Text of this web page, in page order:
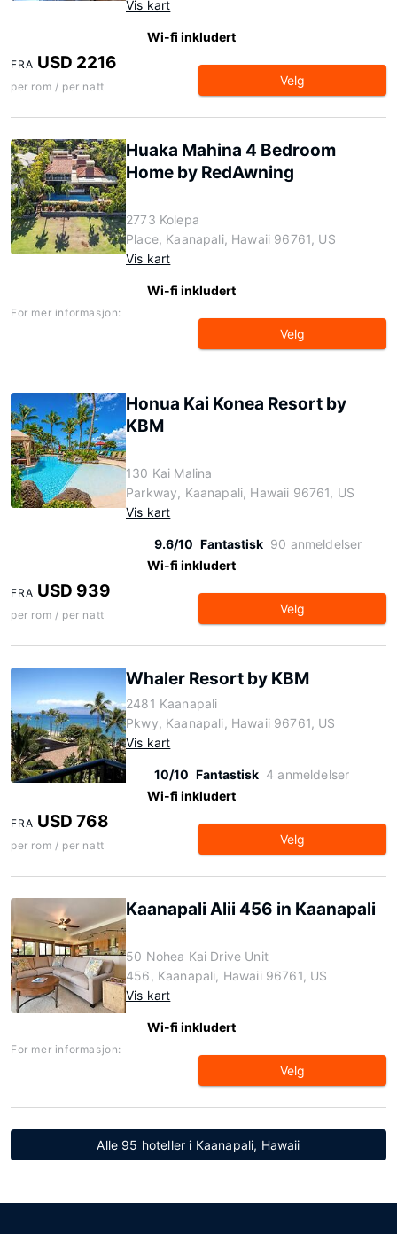
Vis kart
Wi-fi inkludert
FRA USD 2216
per rom / per natt Velg
Huaka Mahina 4 Bedroom
Home by RedAwning
2773 Kolepa
Place, Kaanapali, Hawaii 96761, US
Vis kart
Wi-fi inkludert
For mer informasjon:
Velg
Honua Kai Konea Resort by
KBM
130 Kai Malina
Parkway, Kaanapali, Hawaii 96761, US
Vis kart
9.6/10 Fantastisk 90 anmeldelser
Wi-fi inkludert
FRA USD 939
per rom / per natt Velg
Whaler Resort by KBM
2481 Kaanapali
Pkwy, Kaanapali, Hawaii 96761, US
Vis kart
10/10 Fantastisk 4 anmeldelser
Wi-fi inkludert
FRA USD 768
per rom / per natt Velg
Kaanapali Alii 456 in Kaanapali
50 Nohea Kai Drive Unit
456, Kaanapali, Hawaii 96761, US
Vis kart
Wi-fi inkludert
For mer informasjon:
Velg
Alle 95 hoteller i Kaanapali, Hawaii